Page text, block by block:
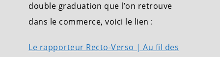
double graduation que l’on retrouve
dans le commerce, voici le lien :
Le rapporteur Recto-Verso | Au fil des